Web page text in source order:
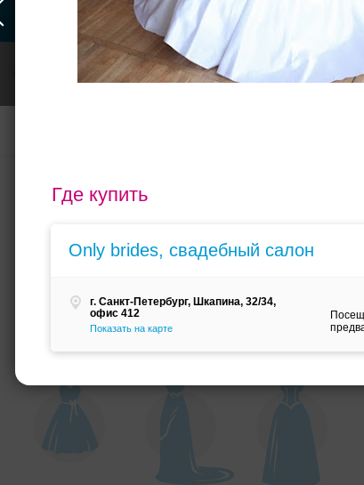
Где купить
Only brides, свадебный салон
г. Санкт-Петербург, Шкапина, 32/34,
офис 412
Показать на карте
Профессионалы и услуги Свадебные платья
Свадьба в Петербурге Свадебные платья
(греческий)
Прямое